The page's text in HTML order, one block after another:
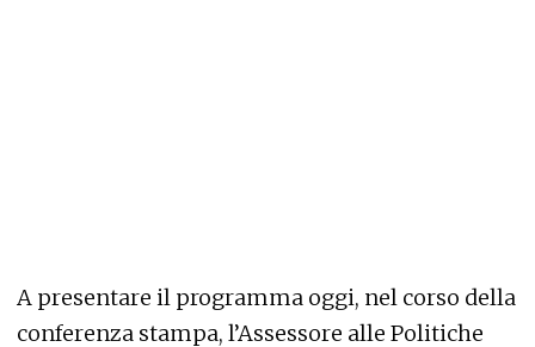
A presentare il programma oggi, nel corso della
conferenza stampa, l’Assessore alle Politiche